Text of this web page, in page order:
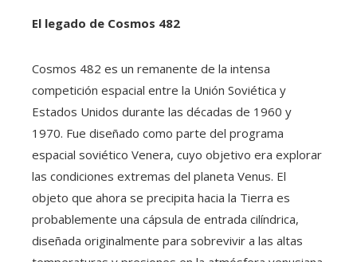
El legado de Cosmos 482
Cosmos 482 es un remanente de la intensa
competición espacial entre la Unión Soviética y
Estados Unidos durante las décadas de 1960 y
1970. Fue diseñado como parte del programa
espacial soviético Venera, cuyo objetivo era explorar
las condiciones extremas del planeta Venus. El
objeto que ahora se precipita hacia la Tierra es
probablemente una cápsula de entrada cilíndrica,
diseñada originalmente para sobrevivir a las altas